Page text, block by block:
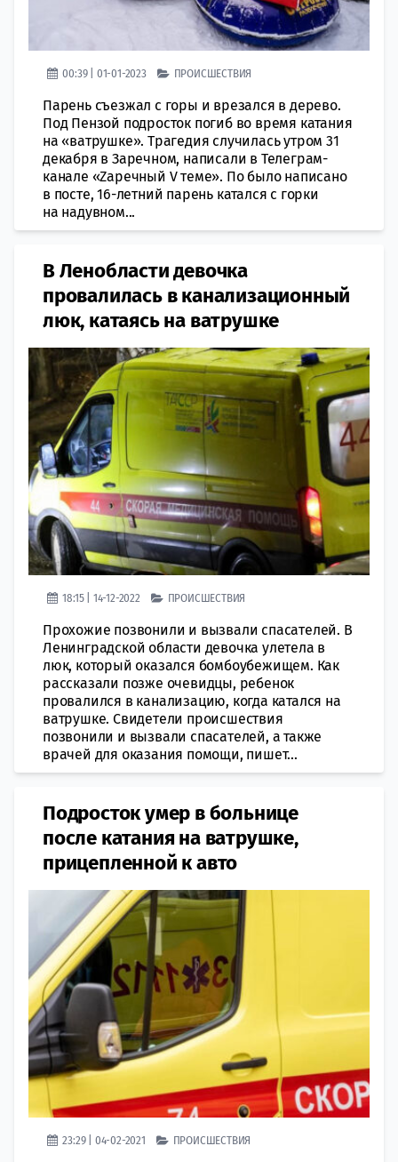
00:39 | 01-01-2023 ПРОИСШЕСТВИЯ
Парень съезжал с горы и врезался в дерево.
Под Пензой подросток погиб во время катания
на «ватрушке». Трагедия случилась утром 31
декабря в Заречном, написали в Телеграм-
канале «Zаречный V теме». По было написано
в посте, 16-летний парень катался с горки
на надувном...
В Ленобласти девочка
провалилась в канализационный
люк, катаясь на ватрушке
18:15 | 14-12-2022 ПРОИСШЕСТВИЯ
Прохожие позвонили и вызвали спасателей. В
Ленинградской области девочка улетела в
люк, который оказался бомбоубежищем. Как
рассказали позже очевидцы, ребенок
провалился в канализацию, когда катался на
ватрушке. Свидетели происшествия
позвонили и вызвали спасателей, а также
врачей для оказания помощи, пишет...
Подросток умер в больнице
после катания на ватрушке,
прицепленной к авто
23:29 | 04-02-2021 ПРОИСШЕСТВИЯ